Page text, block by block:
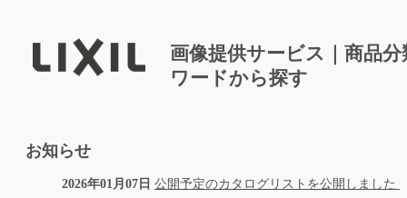
画像提供サービス｜商品分
ワードから探す
お知らせ
2026年01月07日 公開予定のカタログリストを公開しました